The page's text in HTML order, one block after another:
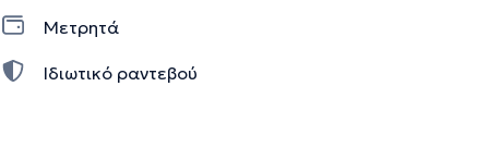
Μετρητά
Ιδιωτικό ραντεβού